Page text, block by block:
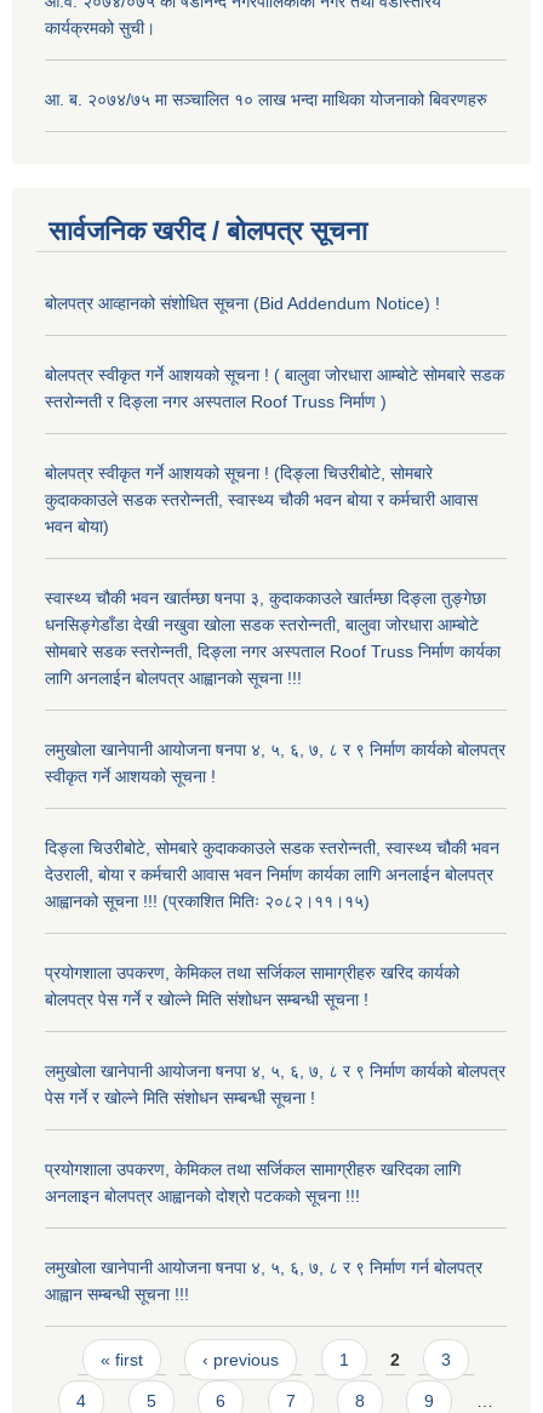
कार्यक्रमको सुची।
आ. ब. २०७४/७५ मा सञ्चालित १० लाख भन्दा माथिका योजनाको बिवरणहरु
सार्वजनिक खरीद / बोलपत्र सूचना
बोलपत्र आव्हानको संशोधित सूचना (Bid Addendum Notice) !
बोलपत्र स्वीकृत गर्ने आशयको सूचना ! ( बालुवा जोरधारा आम्बोटे सोमबारे सडक
स्तरोन्नती र दिङ्ला नगर अस्पताल Roof Truss निर्माण )
बोलपत्र स्वीकृत गर्ने आशयको सूचना ! (दिङ्ला चिउरीबोटे, सोमबारे
कुदाककाउले सडक स्तरोन्नती, स्वास्थ्य चौकी भवन बोया र कर्मचारी आवास
भवन बोया)
स्वास्थ्य चौकी भवन खार्तम्छा षनपा ३, कुदाककाउले खार्तम्छा दिङ्ला तुङ्गेछा
धनसिङ्गेडाँडा देखी नखुवा खोला सडक स्तरोन्नती, बालुवा जोरधारा आम्बोटे
सोमबारे सडक स्तरोन्नती, दिङ्ला नगर अस्पताल Roof Truss निर्माण कार्यका
लागि अनलाईन बोलपत्र आह्वानको सूचना !!!
लमुखोला खानेपानी आयोजना षनपा ४, ५, ६, ७, ८ र ९ निर्माण कार्यको बोलपत्र
स्वीकृत गर्ने आशयको सूचना !
दिङ्ला चिउरीबोटे, सोमबारे कुदाककाउले सडक स्तरोन्नती, स्वास्थ्य चौकी भवन
देउराली, बोया र कर्मचारी आवास भवन निर्माण कार्यका लागि अनलाईन बोलपत्र
आह्वानको सूचना !!! (प्रकाशित मितिः २०८२।११।१५)
प्रयोगशाला उपकरण, केमिकल तथा सर्जिकल सामाग्रीहरु खरिद कार्यको
बोलपत्र पेस गर्ने र खोल्ने मिति संशोधन सम्बन्धी सूचना !
लमुखोला खानेपानी आयोजना षनपा ४, ५, ६, ७, ८ र ९ निर्माण कार्यको बोलपत्र
पेस गर्ने र खोल्ने मिति संशोधन सम्बन्धी सूचना !
प्रयोगशाला उपकरण, केमिकल तथा सर्जिकल सामाग्रीहरु खरिदका लागि
अनलाइन बोलपत्र आह्वानको दोश्रो पटकको सूचना !!!
लमुखोला खानेपानी आयोजना षनपा ४, ५, ६, ७, ८ र ९ निर्माण गर्न बोलपत्र
आह्वान सम्बन्धी सूचना !!!
Pages
« first ‹ previous 1 2 3
4 5 6 7 8 9 …